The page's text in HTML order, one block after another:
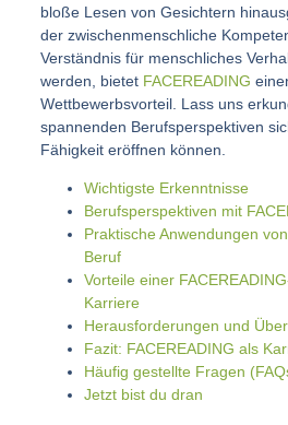
bloße Lesen von Gesichtern
der zwischenmenschliche
Verständnis für menschliches
werden, bietet FACEREADING
Wettbewerbsvorteil. Lass uns
spannenden Berufsperspektiven
Fähigkeit eröffnen können.
Wichtigste Erkenntnisse
Berufsperspektiven mit
Praktische Anwendungen
Beruf
Vorteile einer
Karriere
Herausforderungen und
Fazit: FACEREADING als
Häufig gestellte Fragen
Jetzt bist du dran